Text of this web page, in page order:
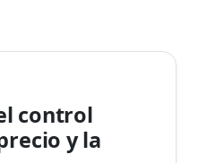
control
y la